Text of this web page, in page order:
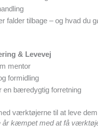
falder tilbage – og hvad du
& Levevej
mentor
formidling
en bæredygtig forretning
værktøjerne til at leve dem
år kæmpet med at få